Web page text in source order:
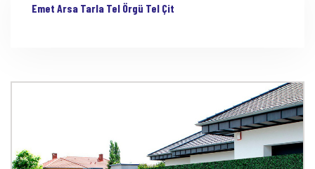
Emet Arsa Tarla Tel Örgü Tel Çit